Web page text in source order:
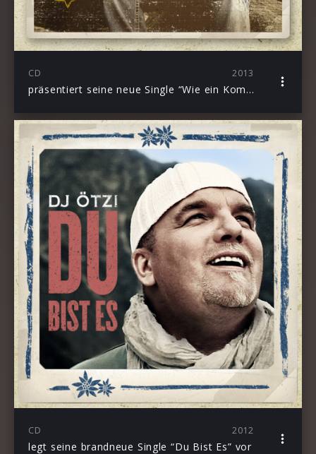
CD 2013
präsentiert seine neue Single “Wie ein Komet”
CD 2012
legt seine brandneue Single “Du Bist Es” vor